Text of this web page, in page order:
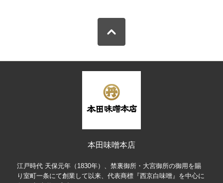
本田味噌本店
江戸時代 天保元年（1830年）、禁裏御所・大宮御所の御用を賜
り室町一条にて創業して以来、代表商標『西京白味噌』を中心に